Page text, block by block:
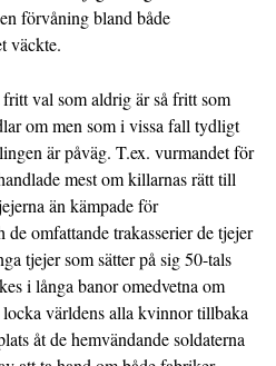
förvåning bland både
väckte.
val som aldrig är så fritt som
om men som i vissa fall tydligt
är påväg. T.ex. vurmandet för
mest om killarnas rätt till
än kämpade för
omfattande trakasserier de tjejer
tjejer som sätter på sig 50-tals
i långa banor omedvetna om
världens alla kvinnor tillbaka
åt de hemvändande soldaterna